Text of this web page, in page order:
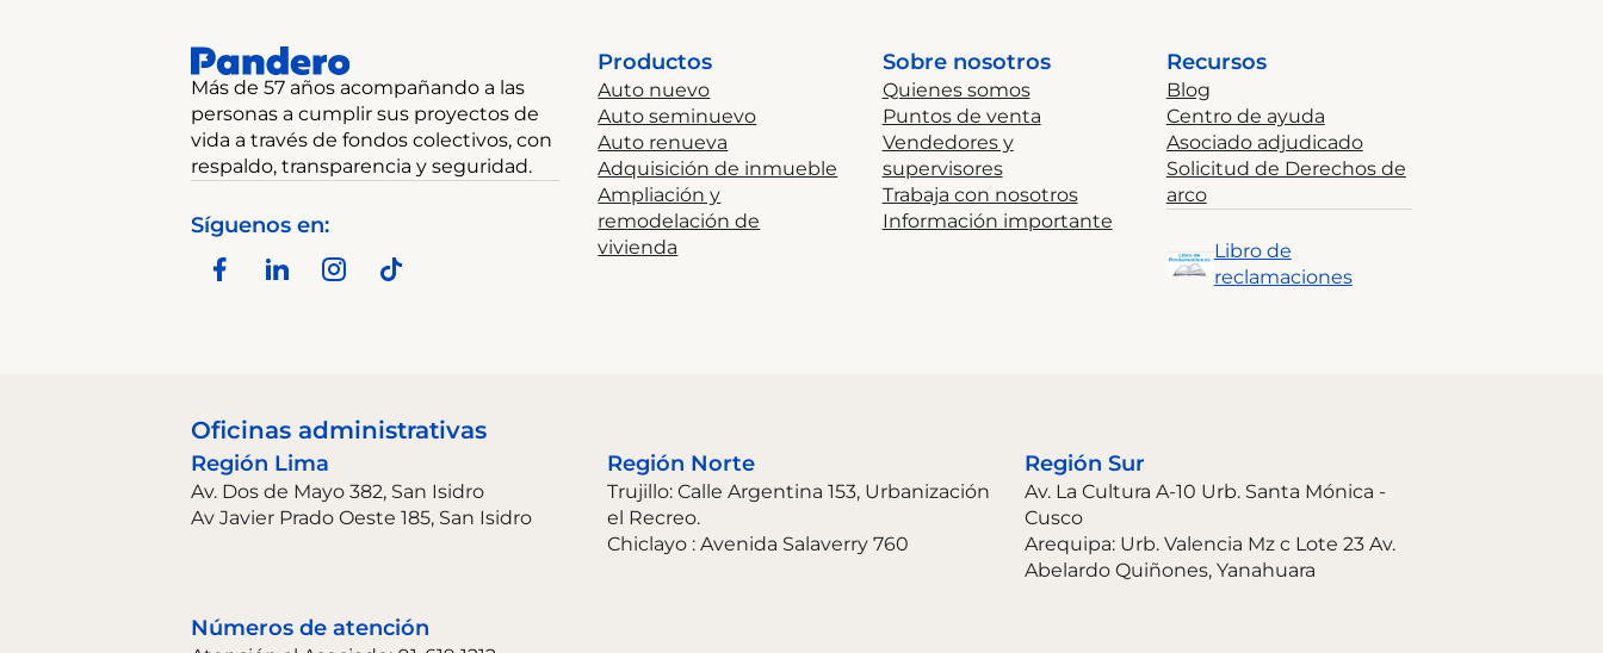
Más de 57 años acompañando a las
personas a cumplir sus proyectos de
vida a través de fondos colectivos, con
respaldo, transparencia y seguridad.
Síguenos en:
Productos
Auto nuevo
Auto seminuevo
Auto renueva
Adquisición de inmueble
Ampliación y
remodelación de
vivienda
Sobre nosotros
Quienes somos
Puntos de venta
Vendedores y
supervisores
Trabaja con nosotros
Información importante
Recursos
Blog
Centro de ayuda
Asociado adjudicado
Solicitud de Derechos de
arco
Libro de
reclamaciones
Oficinas administrativas
Región Lima
Av. Dos de Mayo 382, San Isidro
Av Javier Prado Oeste 185, San Isidro
Región Norte
Trujillo: Calle Argentina 153, Urbanización
el Recreo.
Chiclayo : Avenida Salaverry 760
Región Sur
Av. La Cultura A-10 Urb. Santa Mónica -
Cusco
Arequipa: Urb. Valencia Mz c Lote 23 Av.
Abelardo Quiñones, Yanahuara
Números de atención